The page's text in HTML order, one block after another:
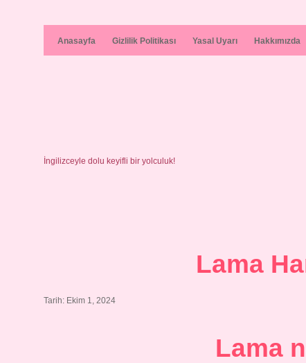
Anasayfa Gizlilik Politikası Yasal Uyarı Hakkımızda
İngilizceyle dolu keyifli bir yolculuk!
Lama
Tarih: Ekim 1, 2024
Lama